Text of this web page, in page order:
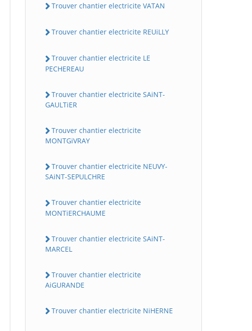
Trouver chantier electricite VATAN
Trouver chantier electricite REUiLLY
Trouver chantier electricite LE
PECHEREAU
Trouver chantier electricite SAiNT-
GAULTiER
Trouver chantier electricite
MONTGiVRAY
Trouver chantier electricite NEUVY-
SAiNT-SEPULCHRE
Trouver chantier electricite
MONTiERCHAUME
Trouver chantier electricite SAiNT-
MARCEL
Trouver chantier electricite
AiGURANDE
Trouver chantier electricite NiHERNE